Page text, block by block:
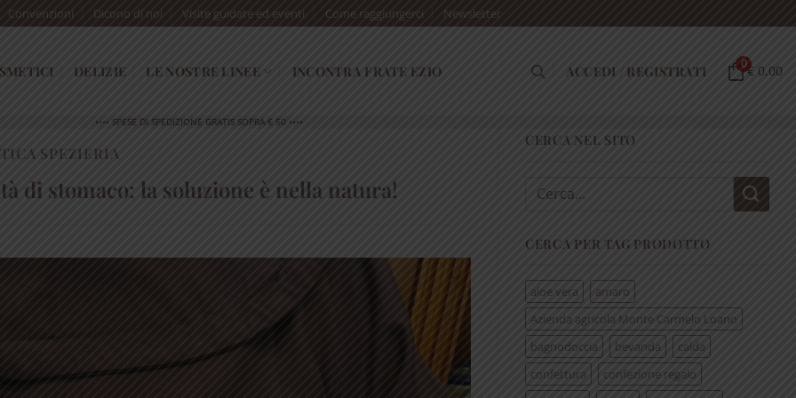
Convenzioni Dicono di noi Visite guidate ed eventi Come raggiungerci Newsletter
DELIZIE LE NOSTRE LINEE INCONTRA FRATE EZIO ACCEDI / REGISTRATI 0€ 0,00
•••• SPESE DI SPEDIZIONE GRATIS SOPRA € 50 ••••
SPEZIERIA
di stomaco: la soluzione è nella natura!
CERCA NEL SITO
Cerca:
CERCA PER TAG PRODOTTO
aloe vera
amaro
Azienda agricola Monte Carmelo Loano
bagnodoccia
bevanda
calda
confettura
confezione regalo